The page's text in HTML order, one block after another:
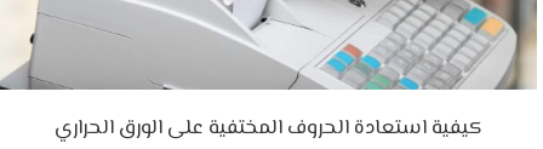
كيفية استعادة الحروف المختفية على الورق الحراري